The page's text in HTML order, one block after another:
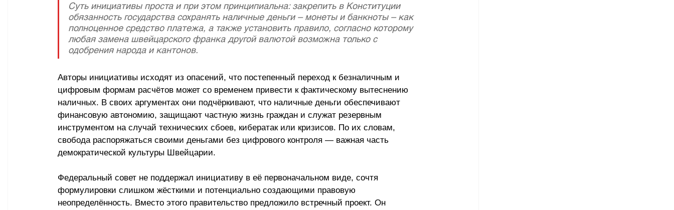
Суть инициативы проста и при этом принципиальна: закрепить в Конституции
обязанность государства сохранять наличные деньги – монеты и банкноты – как
полноценное средство платежа, а также установить правило, согласно которому
любая замена швейцарского франка другой валютой возможна только с
одобрения народа и кантонов.
Авторы инициативы исходят из опасений, что постепенный переход к безналичным и
цифровым формам расчётов может со временем привести к фактическому вытеснению
наличных. В своих аргументах они подчёркивают, что наличные деньги обеспечивают
финансовую автономию, защищают частную жизнь граждан и служат резервным
инструментом на случай технических сбоев, кибератак или кризисов. По их словам,
свобода распоряжаться своими деньгами без цифрового контроля — важная часть
демократической культуры Швейцарии.
Федеральный совет не поддержал инициативу в её первоначальном виде, сочтя
формулировки слишком жёсткими и потенциально создающими правовую
неопределённость. Вместо этого правительство предложило встречный проект. Он